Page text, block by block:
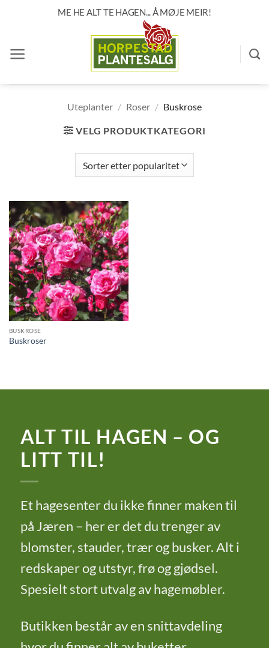
ME HE ALT TE HAGEN... Å MØJE MEIR!
Uteplanter / Roser / Buskrose
VELG PRODUKTKATEGORI
BUSKROSE
Buskroser
ALT TIL HAGEN – OG
LITT TIL!
Et hagesenter du ikke finner maken til
på Jæren – her er det du trenger av
blomster, stauder, trær og busker. Alt i
redskaper og utstyr, frø og gjødsel.
Spesielt stort utvalg av hagemøbler.
Butikken består av en snittavdeling